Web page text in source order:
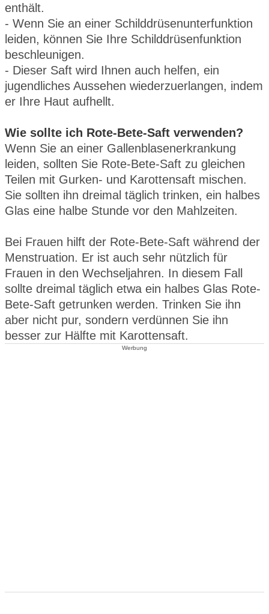
enthält.
- Wenn Sie an einer Schilddrüsenunterfunktion
leiden, können Sie Ihre Schilddrüsenfunktion
beschleunigen.
- Dieser Saft wird Ihnen auch helfen, ein
jugendliches Aussehen wiederzuerlangen, indem
er Ihre Haut aufhellt.
Wie sollte ich Rote-Bete-Saft verwenden?
Wenn Sie an einer Gallenblasenerkrankung
leiden, sollten Sie Rote-Bete-Saft zu gleichen
Teilen mit Gurken- und Karottensaft mischen.
Sie sollten ihn dreimal täglich trinken, ein halbes
Glas eine halbe Stunde vor den Mahlzeiten.
Bei Frauen hilft der Rote-Bete-Saft während der
Menstruation. Er ist auch sehr nützlich für
Frauen in den Wechseljahren. In diesem Fall
sollte dreimal täglich etwa ein halbes Glas Rote-
Bete-Saft getrunken werden. Trinken Sie ihn
aber nicht pur, sondern verdünnen Sie ihn
besser zur Hälfte mit Karottensaft.
Werbung